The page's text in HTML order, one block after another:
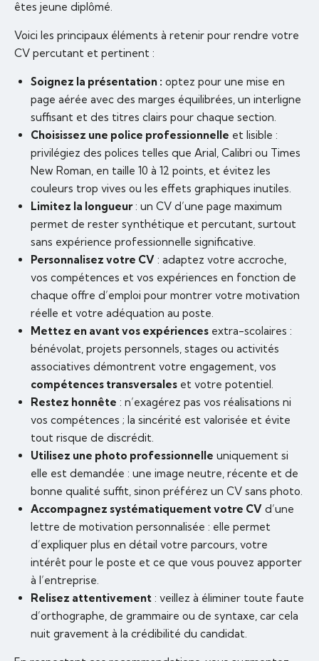
êtes jeune diplômé.
Voici les principaux éléments à retenir pour rendre votre
CV percutant et pertinent :
Soignez la présentation : optez pour une mise en
page aérée avec des marges équilibrées, un interligne
suffisant et des titres clairs pour chaque section.
Choisissez une police professionnelle et lisible :
privilégiez des polices telles que Arial, Calibri ou Times
New Roman, en taille 10 à 12 points, et évitez les
couleurs trop vives ou les effets graphiques inutiles.
Limitez la longueur: un CV d’une page maximum
permet de rester synthétique et percutant, surtout
sans expérience professionnelle significative.
Personnalisez votre CV: adaptez votre accroche,
vos compétences et vos expériences en fonction de
chaque offre d’emploi pour montrer votre motivation
réelle et votre adéquation au poste.
Mettez en avant vos expériencesextra-scolaires :
bénévolat, projets personnels, stages ou activités
associatives démontrent votre engagement, vos
compétences transversaleset votre potentiel.
Restez honnête : n’exagérez pas vos réalisations ni
vos compétences ; la sincérité est valorisée et évite
tout risque de discrédit.
Utilisez une photo professionnelle uniquement si
elle est demandée : une image neutre, récente et de
bonne qualité suffit, sinon préférez un CV sans photo.
Accompagnez systématiquement votre CVd’une
lettre de motivation personnalisée : elle permet
d’expliquer plus en détail votre parcours, votre
intérêt pour le poste et ce que vous pouvez apporter
à l’entreprise.
Relisez attentivement: veillez à éliminer toute faute
d’orthographe, de grammaire ou de syntaxe, car cela
nuit gravement à la crédibilité du candidat.